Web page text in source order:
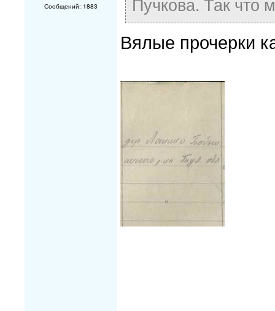
Сообщений: 1883
Вялые прочерки